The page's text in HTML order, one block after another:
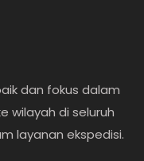
dan fokus dalam
wilayah di seluruh
layanan ekspedisi.